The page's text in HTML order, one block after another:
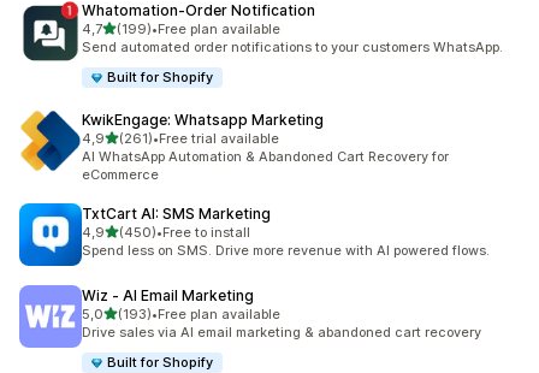
Whatomation‑Order Notification
4,7z 5 hvězd
(199)
Celkový počet recenzí: 199
•Free plan available
Send automated order notifications to your customers WhatsApp.
Built for Shopify
KwikEngage: Whatsapp Marketing
4,9z 5 hvězd
(261)
Celkový počet recenzí: 261
•Free trial available
AI WhatsApp Automation & Abandoned Cart Recovery for
eCommerce
TxtCart AI: SMS Marketing
4,9z 5 hvězd
(450)
Celkový počet recenzí: 450
•Free to install
Spend less on SMS. Drive more revenue with AI powered flows.
Wiz ‑ AI Email Marketing
5,0z 5 hvězd
(193)
Celkový počet recenzí: 193
•Free plan available
Drive sales via AI email marketing & abandoned cart recovery
Built for Shopify